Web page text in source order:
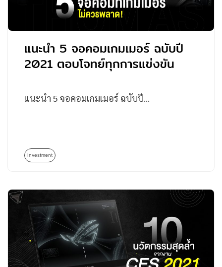
แนะนำ 5 จอคอมเกมเมอร์ ฉบับปี
2021 ตอบโจทย์ทุกการแข่งขัน
แนะนำ 5 จอคอมเกมเมอร์ ฉบับปี…
Investment